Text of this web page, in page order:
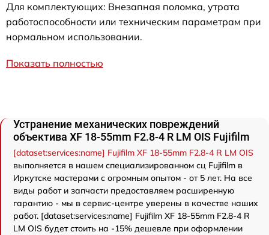
Для комплектующих: Внезапная поломка, утрата
работоспособности или техническим параметрам при
нормальном использовании.
Показать полностью
Устранение механических повреждений
объектива XF 18-55mm F2.8-4 R LM OIS Fujifilm
[dataset:services:name] Fujifilm XF 18-55mm F2.8-4 R LM OIS
выполняется в нашем специализированном сц Fujifilm в
Иркутске мастерами с огромным опытом - от 5 лет. На все
виды работ и запчасти предоставляем расширенную
гарантию - мы в сервис-центре уверены в качестве наших
работ. [dataset:services:name] Fujifilm XF 18-55mm F2.8-4 R
LM OIS будет стоить на -15% дешевле при оформлении